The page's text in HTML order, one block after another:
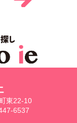
東22-10
6537